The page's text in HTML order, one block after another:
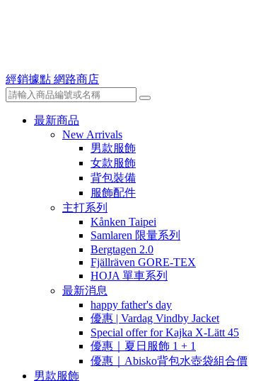
經銷據點 網路商店
最新商品
New Arrivals
男款服飾
女款服飾
背包裝備
服飾配件
主打系列
Kånken Taipei
Samlaren 限量系列
Bergtagen 2.0
Fjällräven GORE-TEX
HOJA 單車系列
最新消息
happy father's day
優惠 | Vardag Vindby Jacket
Special offer for Kajka X-Lätt 45
優惠｜夏日服飾 1 + 1
優惠｜Abisko背包水壺袋組合價
男款服飾